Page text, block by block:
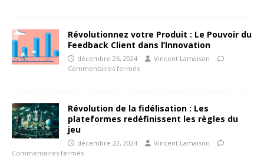
Révolutionnez votre Produit : Le Pouvoir du
Feedback Client dans l’Innovation
décembre 26, 2024
Vincent Lamaison
Commentaires fermés
Révolution de la fidélisation : Les
plateformes redéfinissent les règles du
jeu
décembre 22, 2024
Vincent Lamaison
Commentaires fermés